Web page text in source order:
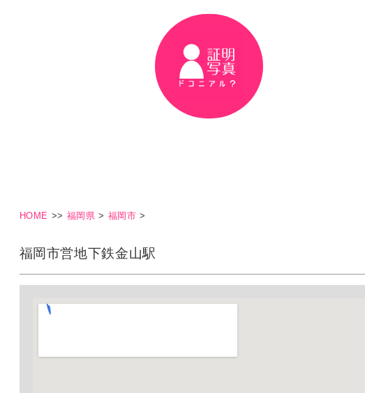
HOME >> 福岡県 > 福岡市 >
福岡市営地下鉄金山駅